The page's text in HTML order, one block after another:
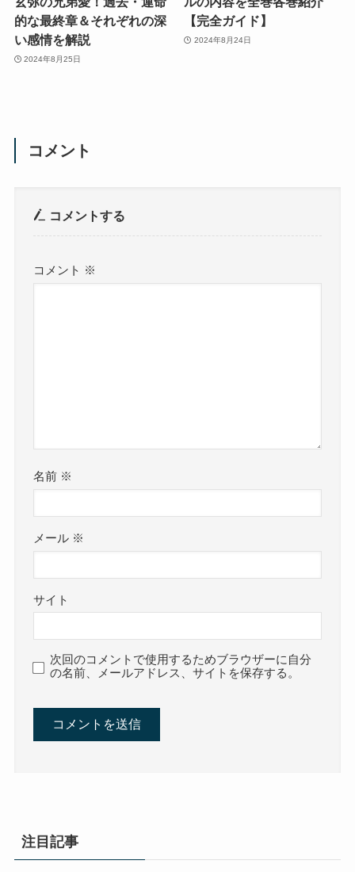
的な最終章＆それぞれの深
い感情を解説
2024年8月25日
【完全ガイド】
2024年8月24日
コメント
コメントする
コメント ※
名前 ※
メール ※
サイト
次回のコメントで使用するためブラウザーに自分
の名前、メールアドレス、サイトを保存する。
注目記事